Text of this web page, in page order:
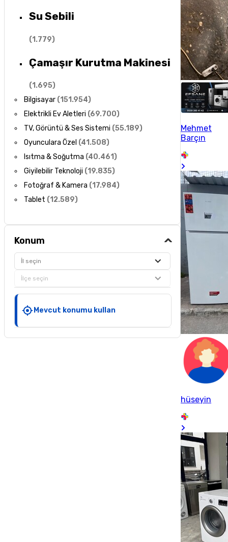
Su Sebili
(1.779)
Çamaşır Kurutma Makinesi
(1.695)
Bilgisayar (151.954)
Elektrikli Ev Aletleri (69.700)
TV, Görüntü & Ses Sistemi (55.189)
Oyunculara Özel (41.508)
Isıtma & Soğutma (40.461)
Giyilebilir Teknoloji (19.835)
Fotoğraf & Kamera (17.984)
Tablet (12.589)
Konum
İl seçin
İlçe seçin
Mevcut konumu kullan
Mehmet
Barçın
hüseyin